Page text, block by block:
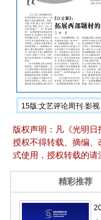
15版:文艺评论周刊·影
版权声明：凡《光明
授权不得转载、摘编
式使用，授权转载的请